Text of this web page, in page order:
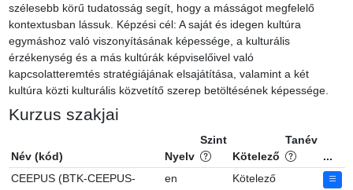
szélesebb körű tudatosság segít, hogy a másságot megfelelő
kontextusban lássuk. Képzési cél: A saját és idegen kultúra
egymáshoz való viszonyításának képessége, a kulturális
érzékenység és a más kultúrák képviselőivel való
kapcsolatteremtés stratégiájának elsajátítása, valamint a két
kultúra közti kulturális közvetítő szerep betöltésének képessége.
Kurzus szakjai
Név (kód) Nyelv
Szint
Kötelező
Tanév
...
CEEPUS (BTK-CEEPUS-
en Kötelező